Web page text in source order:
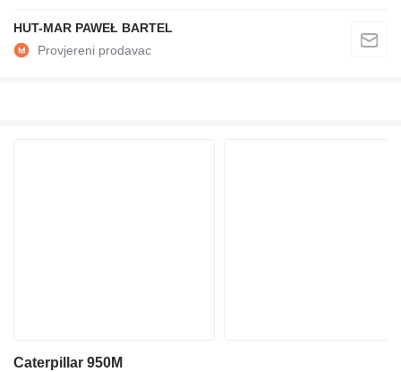
HUT-MAR PAWEŁ BARTEL
Caterpillar 950M